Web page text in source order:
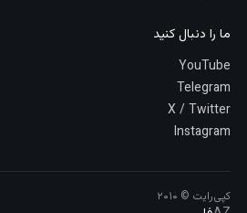
ما را دنبال کنید
YouTube
Telegram
X / Twitter
Instagram
کپی‌رایت © ۲۰۱۰